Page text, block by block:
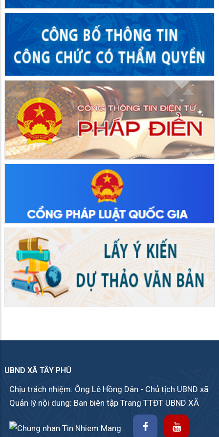
UBND XÃ TÂY PHÚ
Chịu trách nhiệm: Ông Lê Hồng Dân - Chủ tịch UBND xã
Quản lý nội dung: Ban biên tập Trang TTĐT UBND XÃ